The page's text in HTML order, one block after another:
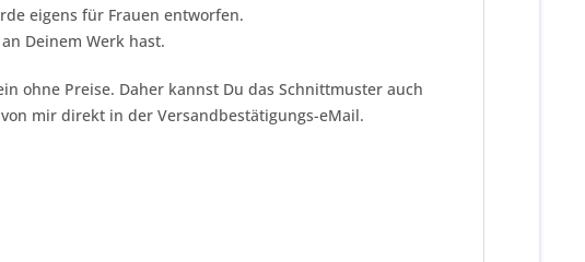
eigens für Frauen entworfen.
Deinem Werk hast.
ohne Preise. Daher kannst Du das Schnittmuster auch
mir direkt in der Versandbestätigungs-eMail.